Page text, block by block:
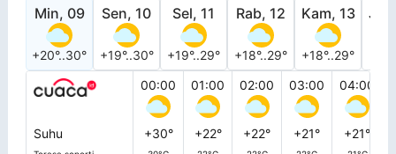
Min, 09
+20°..30°
Sen, 10
+19°..30°
Sel, 11
+19°..29°
Rab, 12
+18°..29°
Kam, 13
+18°..29°
00:00
01:00 02:00 03:00 04:00
Suhu +30° +22° +22° +21° +21°